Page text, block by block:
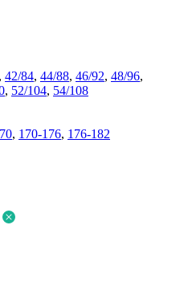
, 42/84, 44/88, 46/92, 48/96,
, 52/104, 54/108
, 170-176, 176-182